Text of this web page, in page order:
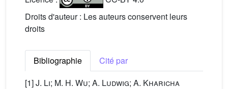
Droits d'auteur : Les auteurs conservent leurs
droits
Bibliographie
Cité par
[1]J. Li; M. H. Wu; A. Ludwig; A. Kharicha